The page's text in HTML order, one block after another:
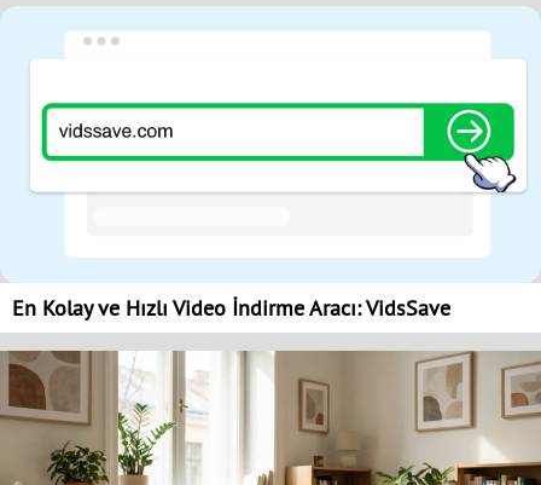
En Kolay ve Hızlı Video İndirme Aracı: VidsSave